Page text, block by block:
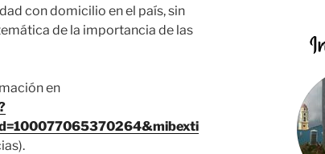
con domicilio en el país, sin
de la importancia de las
en